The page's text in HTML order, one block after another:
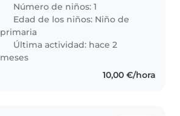
Número de niños: 1
Edad de los niños: Niño de
primaria
Última actividad: hace 2
meses
10,00 €/hora